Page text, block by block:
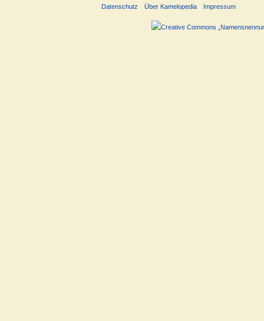
Datenschutz Über Kamelopedia Impressum